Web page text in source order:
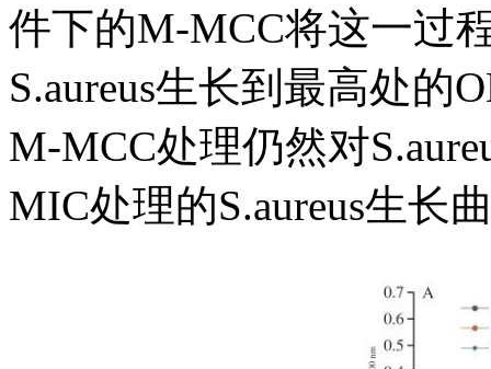
件下的M-MCC将这一过
S.aureus生长到最高处的
M-MCC处理仍然对
MIC处理的S.aureus生长